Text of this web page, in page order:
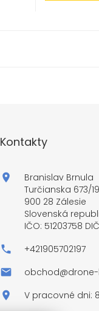
Kontakty
Branislav Brnula
Turčianska 673/19
900 28 Zálesie
Slovenská
IČO: 51203758
+421905702197
V pracovné dni: